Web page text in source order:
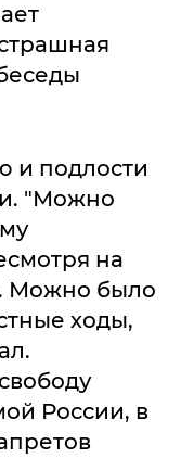
и подлости
"Можно
на
Можно было
ходы,
России, в